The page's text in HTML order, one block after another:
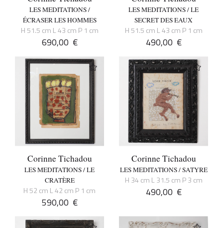
LES MEDITATIONS /
ÉCRASER LES HOMMES
H 51.5 cm L 43 cm P 1 cm
690,00 €
LES MEDITATIONS / LE
SECRET DES EAUX
H 51.5 cm L 43 cm P 1 cm
490,00 €
Corinne Tichadou
LES MEDITATIONS / LE
CRATÈRE
H 52 cm L 42 cm P 1 cm
590,00 €
Corinne Tichadou
LES MEDITATIONS / SATYRE
H 34 cm L 31.5 cm P 3 cm
490,00 €